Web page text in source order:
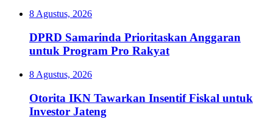
8 Agustus, 2026
DPRD Samarinda Prioritaskan Anggaran
untuk Program Pro Rakyat
8 Agustus, 2026
Otorita IKN Tawarkan Insentif Fiskal untuk
Investor Jateng